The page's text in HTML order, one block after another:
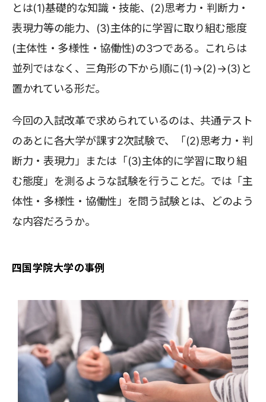
とは(1)基礎的な知識・技能、(2)思考力・判断力・
表現力等の能力、(3)主体的に学習に取り組む態度
(主体性・多様性・協働性)の3つである。これらは
並列ではなく、三角形の下から順に(1)→(2)→(3)と
置かれている形だ。
今回の入試改革で求められているのは、共通テスト
のあとに各大学が課す2次試験で、「(2)思考力・判
断力・表現力」または「(3)主体的に学習に取り組
む態度」を測るような試験を行うことだ。では「主
体性・多様性・協働性」を問う試験とは、どのよう
な内容だろうか。
四国学院大学の事例